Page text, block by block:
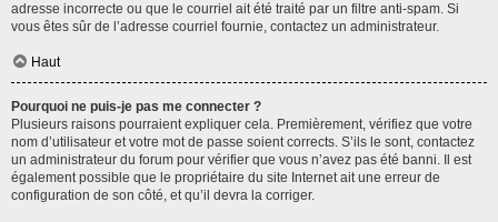
adresse incorrecte ou que le courriel ait été traité par un filtre anti-spam. Si
vous êtes sûr de l’adresse courriel fournie, contactez un administrateur.
Haut
Pourquoi ne puis-je pas me connecter ?
Plusieurs raisons pourraient expliquer cela. Premièrement, vérifiez que votre
nom d’utilisateur et votre mot de passe soient corrects. S’ils le sont, contactez
un administrateur du forum pour vérifier que vous n’avez pas été banni. Il est
également possible que le propriétaire du site Internet ait une erreur de
configuration de son côté, et qu’il devra la corriger.